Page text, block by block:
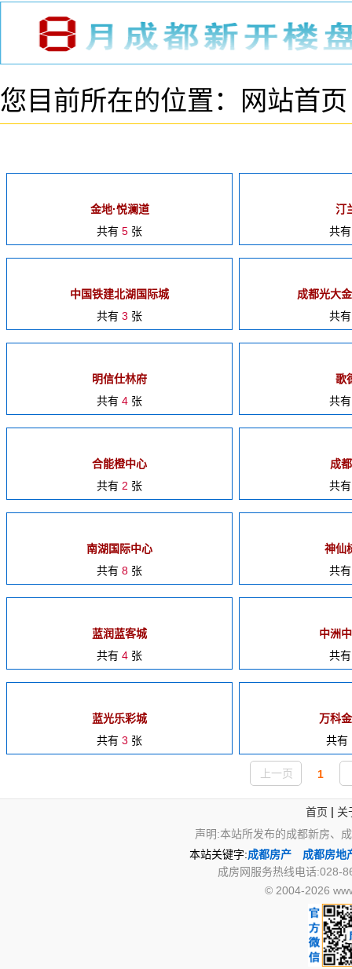
您目前所在的位置： 网站首页
金地·悦澜道
共有 5 张
汀
共
中国铁建北湖国际城
共有 3 张
成都光大
共
明信仕林府
共有 4 张
歌
共
合能橙中心
共有 2 张
成
共
南湖国际中心
共有 8 张
神仙
共
蓝润蓝客城
共有 4 张
中洲
共
蓝光乐彩城
共有 3 张
万科
共有
上一页 1
首页 | 关
声明:本站所发布的成都新房、
本站关键字:成都房产
成都房地
成房网服务热线电话:028-
© 2004-2026